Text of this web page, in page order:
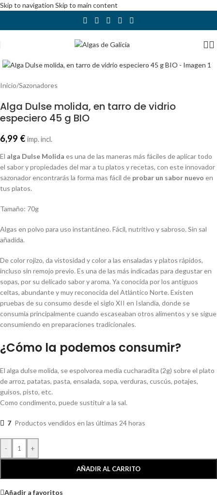
Skip to navigation Skip to main content
Inicio/Sazonadores
Alga Dulse molida, en tarro de vidrio
especiero 45 g BIO
6,99 € imp. incl.
El alga Dulse Molida es una de las maneras más fáciles de aplicar todo
el sabor y propiedades del mar a tu platos y recetas, con este innovador
sazonador encontrarás la forma mas fácil de probar un sabor nuevo en
tus platos.
Tamaño: 70g
Algas en polvo para uso instantáneo. Fácil, nutritivo y sabroso. Sin sal
añadida.
De color rojizo, da vistosidad y color a las ensaladas y platos rápidos,
incluso sin remojo previo. Es una de las más indicadas para degustar en
sopas, por su delicado sabor y aroma. Ya conocida por los antiguos
celtas, abundante y muy reconocida del Atlántico Norte. Existen
pruebas de su consumo desde el siglo XII en Islandia, donde se
consumía principalmente cuando escaseaban otros alimentos y se sigue
consumiendo en preparaciones tradicionales.
¿Cómo la podemos consumir?
El alga dulse molida, se espolvorea media cucharadita (2g) sobre el plato
de arroz, patatas, pasta, ensalada, sopa, verduras, cuscús, potajes,
guisos, pisto, etc.
Como condimento, puede sustituir a la sal.
7 Productos vendidos en las últimas 24 horas
- +
AÑADIR AL CARRITO
Añadir a favoritos